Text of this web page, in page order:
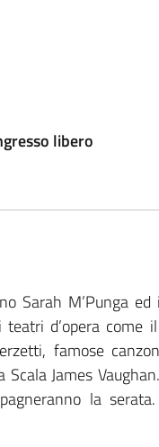
libero
Sarah M’Punga
d’opera come il
famose
James
la